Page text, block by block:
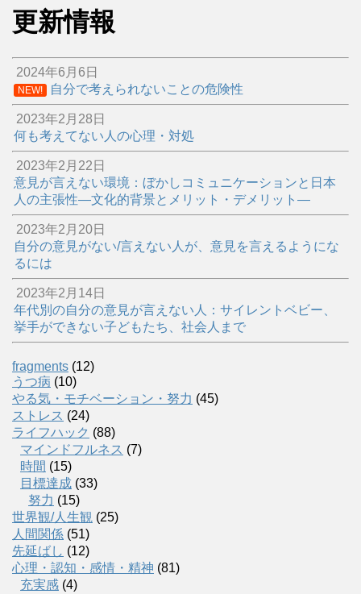
更新情報
2024年6月6日
NEW! 自分で考えられないことの危険性
2023年2月28日
何も考えてない人の心理・対処
2023年2月22日
意見が言えない環境：ぼかしコミュニケーションと日本
人の主張性―文化的背景とメリット・デメリット―
2023年2月20日
自分の意見がない/言えない人が、意見を言えるようにな
るには
2023年2月14日
年代別の自分の意見が言えない人：サイレントベビー、
挙手ができない子どもたち、社会人まで
fragments (12)
うつ病 (10)
やる気・モチベーション・努力 (45)
ストレス (24)
ライフハック (88)
マインドフルネス (7)
時間 (15)
目標達成 (33)
努力 (15)
世界観/人生観 (25)
人間関係 (51)
先延ばし (12)
心理・認知・感情・精神 (81)
充実感 (4)